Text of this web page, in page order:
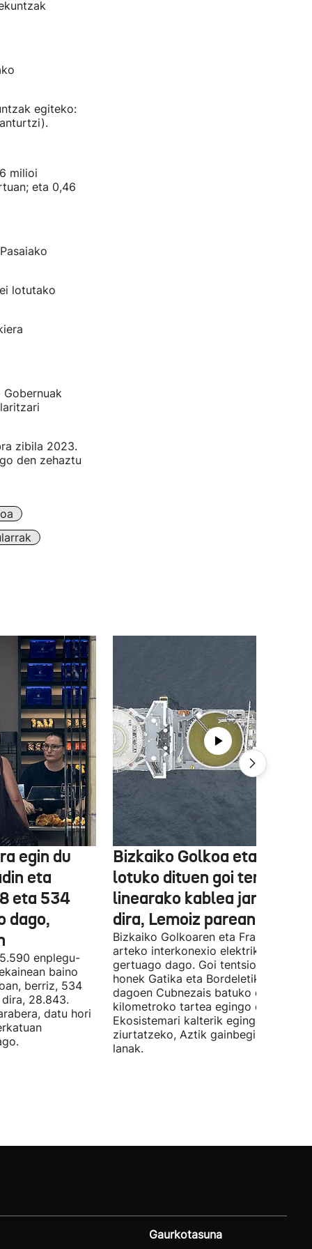
egiteko:
milioi
eta 0,46
lotutako
zibila 2023.
den zehaztu
egin du
eta
eta 534
dago,
enplegu-
baino
berriz, 534
28.843.
datu hori
Bizkaiko Golkoa eta
lotuko dituen goi tentsioko
linearako kablea jartzen
dira, Lemoiz parean
Bizkaiko Golkoaren eta Frantziaren
arteko interkonexio elektrikoa
gertuago dago. Goi tentsioko linea
honek Gatika eta Bordeletik gertu
dagoen Cubnezais batuko ditu eta
kilometroko tartea egingo du ur
Ekosistemari kalterik egingo ez
ziurtatzeko, Aztik gainbegiratuko
lanak.
Gaurkotasuna